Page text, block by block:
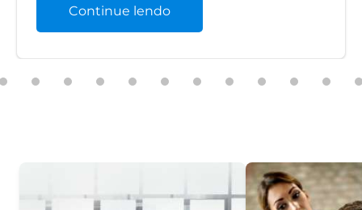
Continue lendo